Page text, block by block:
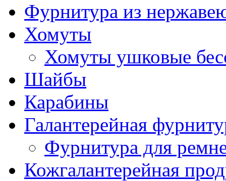
Фурнитура из
Хомуты
Хомуты ушковые
Шайбы
Карабины
Галантерейная
Фурнитура для
Кожгалантерейная